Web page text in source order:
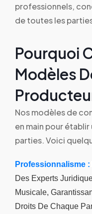
professionnels,
de toutes les
Pourquoi
Modèles
Nos modèles de
en main pour
parties. Voici
Professionnalisme :
Des Experts
Musicale,
Droits De Chaque